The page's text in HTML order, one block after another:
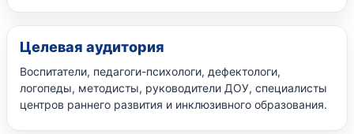
Целевая аудитория
Воспитатели, педагоги-психологи, дефектологи,
логопеды, методисты, руководители ДОУ, специалисты
центров раннего развития и инклюзивного образования.